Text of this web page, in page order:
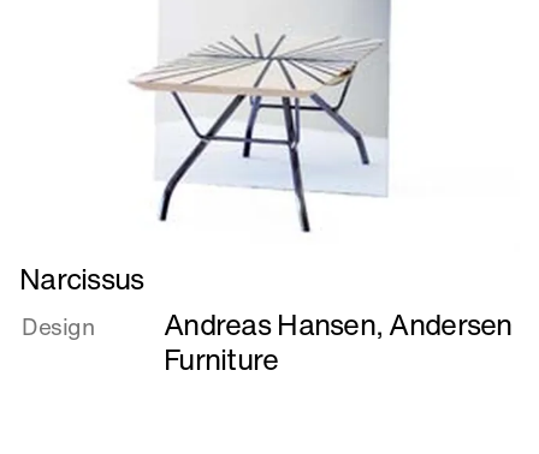
Læs
mere
om
Narcissus
Design Andreas Hansen,Andersen
Furniture